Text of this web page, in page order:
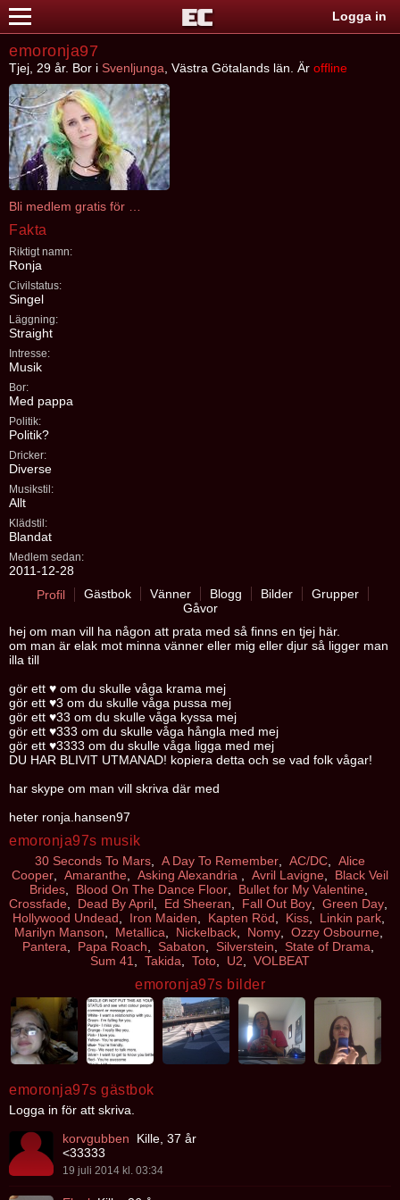
Logga in
emoronja97
Tjej, 29 år. Bor i Svenljunga , Västra Götalands län. Är offline
Fakta
Riktigt namn:
Ronja
Civilstatus:
Singel
Läggning:
Straight
Intresse:
Musik
Bor:
Med pappa
Politik:
Politik?
Dricker:
Diverse
Musikstil:
Allt
Klädstil:
Blandat
Medlem sedan:
2011-12-28
Profil
Gästbok Vänner Blogg Bilder
Grupper
Gåvor
hej om man vill ha någon att prata med så finns en tjej här.
om man är elak mot minna vänner eller mig eller djur så ligger man
illa till
gör ett ♥ om du skulle våga krama mej
gör ett ♥3 om du skulle våga pussa mej
gör ett ♥33 om du skulle våga kyssa mej
gör ett ♥333 om du skulle våga hångla med mej
gör ett ♥3333 om du skulle våga ligga med mej
DU HAR BLIVIT UTMANAD! kopiera detta och se vad folk vågar!
har skype om man vill skriva där med
heter ronja.hansen97
emoronja97s musik
30 Seconds To Mars A Day To Remember AC/DC
Alice
Cooper
Amaranthe Asking Alexandria Avril Lavigne
Black Veil
Brides, Blood On The Dance Floor, Bullet for My Valentine,
Crossfade
Dead By April Ed Sheeran Fall Out Boy Green Day
Hollywood Undead
Iron Maiden Kapten Röd Kiss, Linkin park,
Marilyn Manson
Metallica Nickelback, Nomy, Ozzy Osbourne,
Pantera
Papa Roach Sabaton Silverstein State of Drama
Sum 41
Takida Toto U2 VOLBEAT
emoronja97s bilder
emoronja97s gästbok
Logga in för att skriva.
korvgubben
Kille, 37 år
<33333
19 juli 2014 kl. 03:34